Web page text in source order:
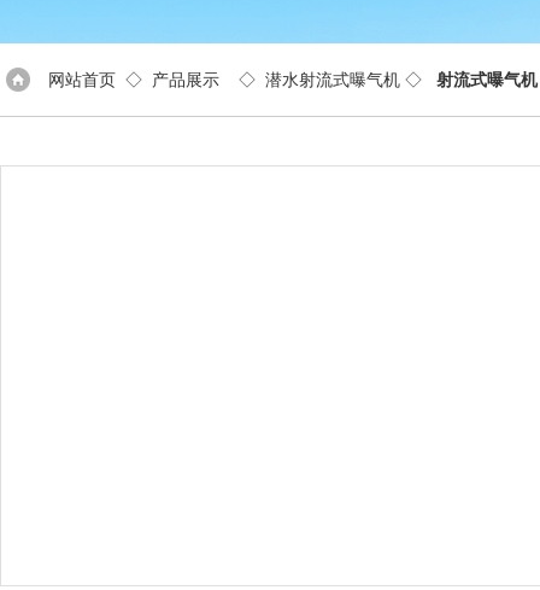
网站首页 ◇ 产品展示 ◇ 潜水射流式曝气机 ◇ 射流式曝气机